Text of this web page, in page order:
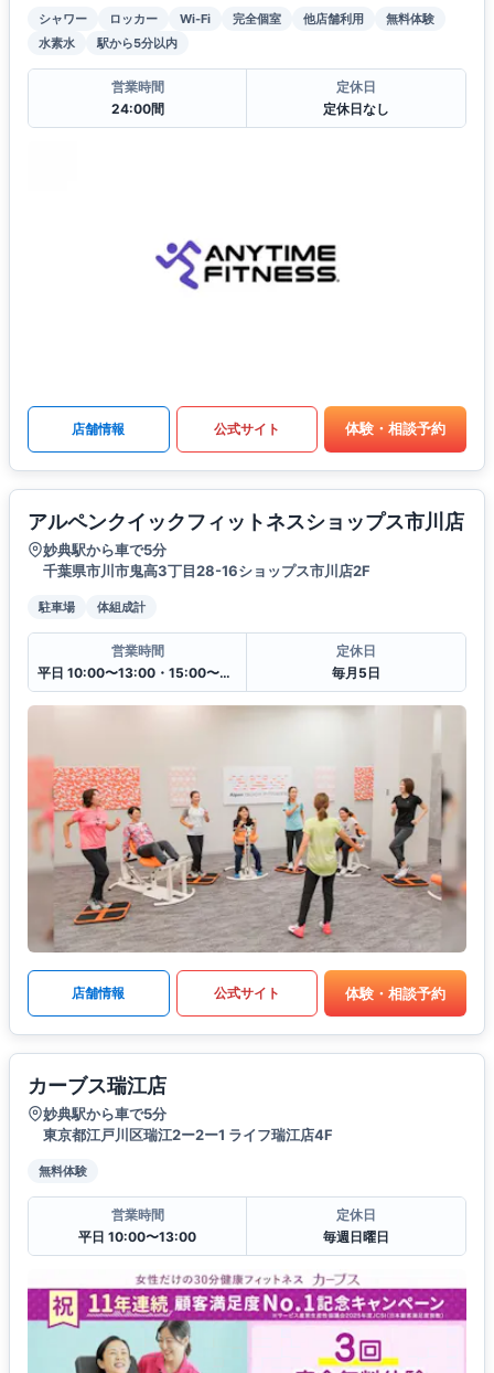
シャワー ロッカー Wi-Fi 完全個室 他店舗利用
無料体験
水素水
駅から5分以内
営業時間
24:00間
定休日
定休日なし
店舗情報 公式サイト 体験・相談予約
アルペンクイックフィットネスショップス市川店
妙典駅から車で5分
千葉県市川市鬼高3丁目28-16ショップス市川店2F
駐車場 体組成計
営業時間
平日 10:00〜13:00・15:00〜20:00
定休日
毎月5日
店舗情報 公式サイト 体験・相談予約
カーブス瑞江店
妙典駅から車で5分
東京都江戸川区瑞江2ー2ー1 ライフ瑞江店4F
無料体験
営業時間
平日 10:00〜13:00
定休日
毎週日曜日